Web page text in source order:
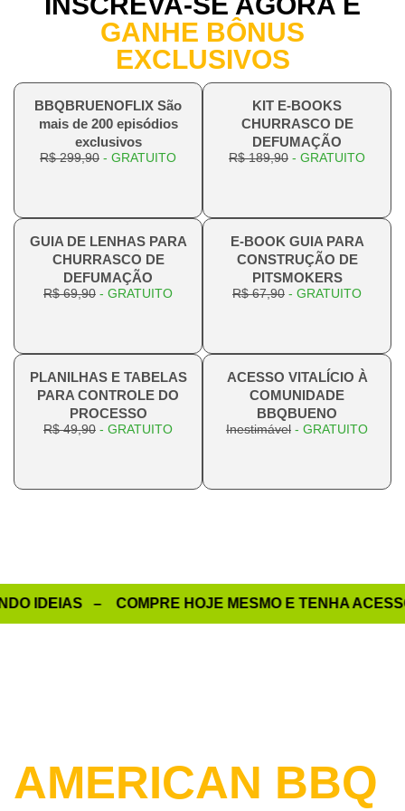
GANHE BÔNUS
EXCLUSIVOS
BBQBRUENOFLIX São
mais de 200 episódios
exclusivos
R$ 299,90 - GRATUITO
GUIA DE LENHAS PARA
CHURRASCO DE
DEFUMAÇÃO
R$ 69,90 - GRATUITO
PLANILHAS E TABELAS
PARA CONTROLE DO
PROCESSO
R$ 49,90 - GRATUITO
KIT E-BOOKS
CHURRASCO DE
DEFUMAÇÃO
R$ 189,90 - GRATUITO
E-BOOK GUIA PARA
CONSTRUÇÃO DE
PITSMOKERS
R$ 67,90 - GRATUITO
ACESSO VITALÍCIO À
COMUNIDADE
BBQBUENO
Inestimável - GRATUITO
– COMPRE HOJE MESMO E TENHA
AMERICAN BBQ